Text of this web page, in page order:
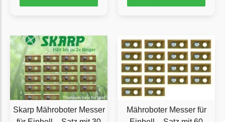
Begrenzungsdraht
Kress
Kress Messer
Begrenzungsdraht
LandXcape
Skarp Mähroboter Messer
Mähroboter Messer für